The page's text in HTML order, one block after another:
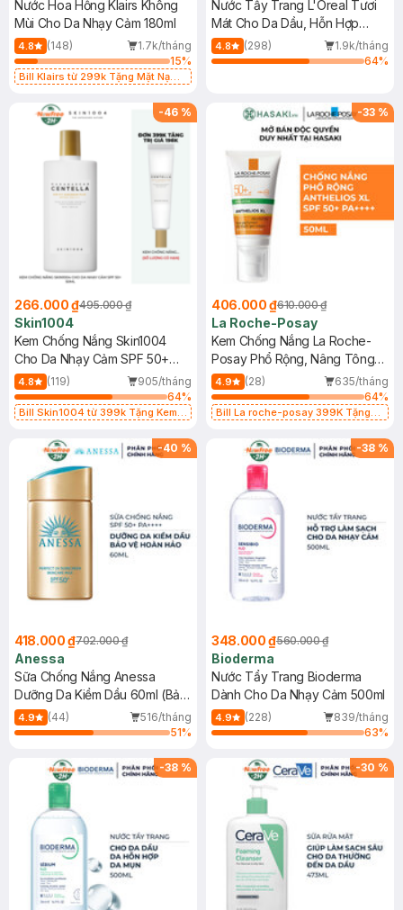
Nước Hoa Hồng Klairs Không
Mùi Cho Da Nhạy Cảm 180ml
4.8 (148)
1.7k/tháng
15%
Bill Klairs từ 299k Tặng Mặt Nạ
25ml (SL Có Hạn)
Nước Tẩy Trang L'Oreal Tươi
Mát Cho Da Dầu, Hỗn Hợp
400ml
4.8 (298)
1.9k/tháng
64%
-46 %
266.000 ₫495.000 ₫
Skin1004
Kem Chống Nắng Skin1004
Cho Da Nhạy Cảm SPF 50+
50ml
4.8 (119)
905/tháng
64%
Bill Skin1004 từ 399k Tặng Kem
SPF 50+ 20ml (SL Có Hạn)
-33 %
406.000 ₫610.000 ₫
La Roche-Posay
Kem Chống Nắng La Roche-
Posay Phổ Rộng, Nâng Tông
Kiềm Dầu 50ml
4.9 (28)
635/tháng
64%
Bill La roche-posay 399K Tặng
(SL có hạn)
-40 %
418.000 ₫702.000 ₫
Anessa
Sữa Chống Nắng Anessa
Dưỡng Da Kiềm Dầu 60ml (Bản
Mới)
4.9 (44)
516/tháng
51%
-38 %
348.000 ₫560.000 ₫
Bioderma
Nước Tẩy Trang Bioderma
Dành Cho Da Nhạy Cảm 500ml
4.9 (228)
839/tháng
63%
-38 % -30 %